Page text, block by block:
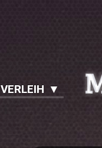
VERLEIH